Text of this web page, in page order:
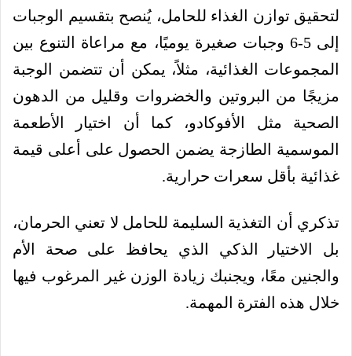
لتحقيق توازن الغذاء للحامل، يُنصح بتقسيم الوجبات
إلى 5-6 وجبات صغيرة يوميًا، مع مراعاة التنوع بين
المجموعات الغذائية، مثلاً، يمكن أن تتضمن الوجبة
مزيجًا من البروتين والخضروات وقليل من الدهون
الصحية مثل الأفوكادو، كما أن اختيار الأطعمة
الموسمية الطازجة يضمن الحصول على أعلى قيمة
غذائية بأقل سعرات حرارية.
تذكري أن التغذية السليمة للحامل لا تعني الحرمان،
بل الاختيار الذكي الذي يحافظ على صحة الأم
والجنين معًا، ويجنبك زيادة الوزن غير المرغوب فيها
خلال هذه الفترة المهمة.